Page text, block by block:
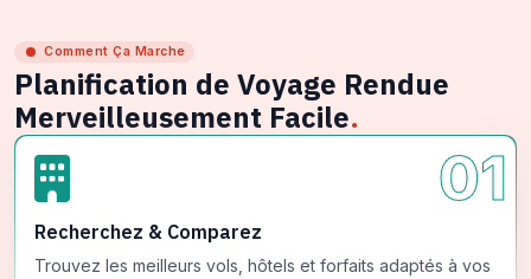
Comment Ça Marche
Planification de Voyage Rendue
Merveilleusement Facile.
01
Recherchez & Comparez
Trouvez les meilleurs vols, hôtels et forfaits adaptés à vos